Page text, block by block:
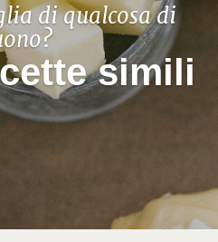
di qualcosa di
simili